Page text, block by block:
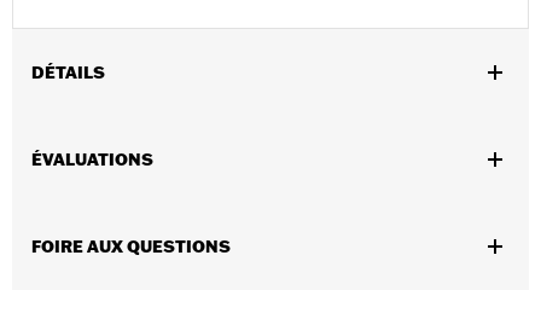
DÉTAILS
2023 et après).
www.h-d.com/warrantypour obtenir tous les détails
ÉVALUATIONS
FOIRE AUX QUESTIONS